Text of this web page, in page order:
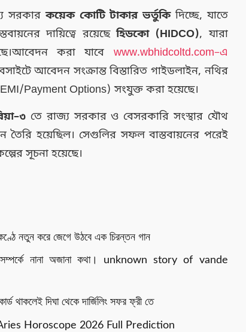
সরকারকয়েক কোটি টাকার ভর্তুকিদিচ্ছে, যাতে
দায়িত্বে রয়েছেহিডকো (HIDCO), যারা
করা যাবে www.wbhidcoltd.com–এ
আবেদন সংক্রান্ত বিস্তারিত গাইডলাইন, নথির
Payment Options) সংযুক্ত করা হয়েছে।
তে রাজ্য সরকার ও বেসরকারি সংস্থার যৌথ
হয়েছিল। সেগুলির সফল বাস্তবায়নের পরেই
সূচনা হয়েছে।
কণ্ঠে নতুন করে জেগে উঠবে এক চিরন্তন গান
সম্পর্কে নানা অজানা কথা। unknown story of vande
থাকলেই দিঘা থেকে দার্জিলিং সফর ফ্রী তে
Aries Horoscope 2026 Full Prediction